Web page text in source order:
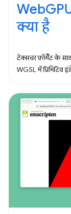
क्या है
टेक्सचर फ़ॉर्मैट के
WGSL में प्रिमिटिव